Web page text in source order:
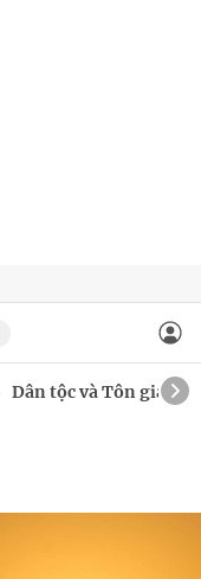
Dân tộc và Tôn giáo